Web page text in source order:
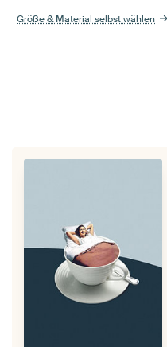
Größe & Material selbst wählen